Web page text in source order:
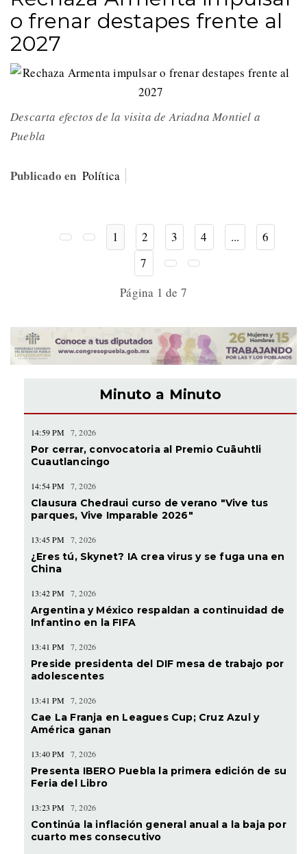
o frenar destapes frente al
2027
Descarta efectos de la visita de Ariadna Montiel a
Puebla
Publicado en Política
1 2 3 4 ...
6
7
Página 1 de 7
Minuto a Minuto
14:59 PM 7, 2026
Por cerrar, convocatoria al Premio Cuāuhtli
Cuautlancingo
14:54 PM 7, 2026
Clausura Chedraui curso de verano "Vive tus
parques, Vive Imparable 2026"
13:45 PM 7, 2026
¿Eres tú, Skynet? IA crea virus y se fuga una en
China
13:42 PM 7, 2026
Argentina y México respaldan a continuidad de
Infantino en la FIFA
13:41 PM 7, 2026
Preside presidenta del DIF mesa de trabajo por
adolescentes
13:41 PM 7, 2026
Cae La Franja en Leagues Cup; Cruz Azul y
América ganan
13:40 PM 7, 2026
Presenta IBERO Puebla la primera edición de su
Feria del Libro
13:23 PM 7, 2026
Continúa la inflación general anual a la baja por
cuarto mes consecutivo